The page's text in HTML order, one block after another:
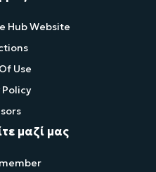
Hub Website
Use
Policy
μαζί μας